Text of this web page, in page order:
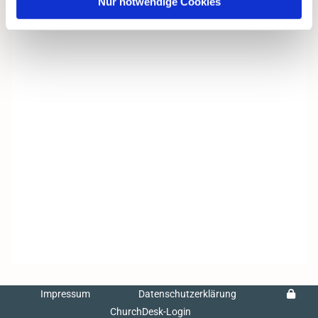
Impressum
Datenschutzerklärung
ChurchDesk-Login